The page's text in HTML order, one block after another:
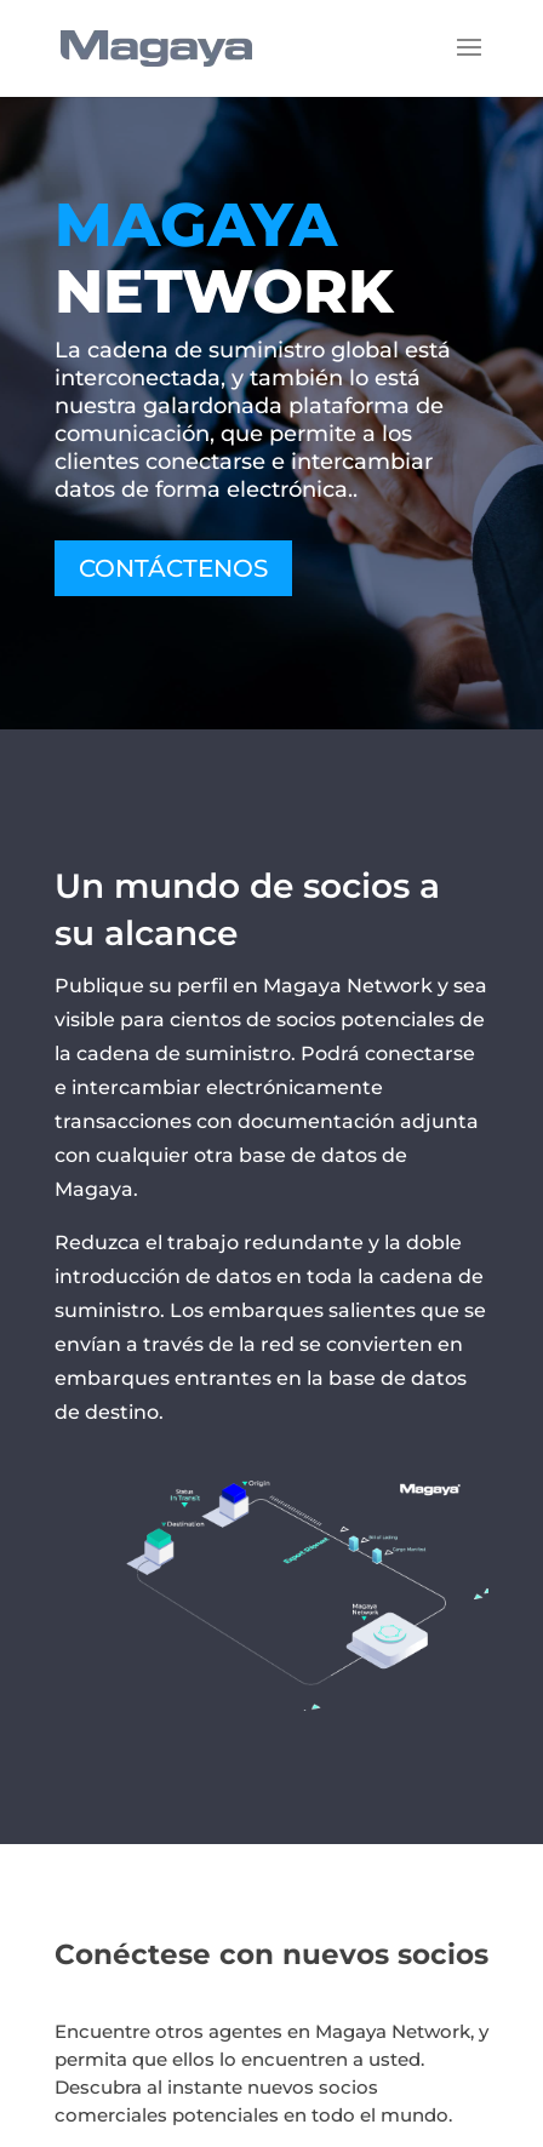
MAGAYA
NETWORK
La cadena de suministro global está
interconectada, y también lo está
nuestra galardonada plataforma de
comunicación, que permite a los
clientes conectarse e intercambiar
datos de forma electrónica..
CONTÁCTENOS
Un mundo de socios a
su alcance
Publique su perfil en Magaya Network y sea
visible para cientos de socios potenciales de
la cadena de suministro. Podrá conectarse
e intercambiar electrónicamente
transacciones con documentación adjunta
con cualquier otra base de datos de
Magaya.
Reduzca el trabajo redundante y la doble
introducción de datos en toda la cadena de
suministro. Los embarques salientes que se
envían a través de la red se convierten en
embarques entrantes en la base de datos
de destino.
Conéctese con nuevos socios
Encuentre otros agentes en Magaya Network, y
permita que ellos lo encuentren a usted.
Descubra al instante nuevos socios
comerciales potenciales en todo el mundo.